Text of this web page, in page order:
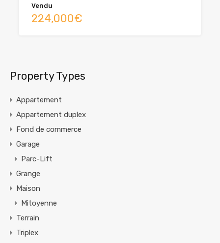
Vendu
224,000€
Property Types
Appartement
Appartement duplex
Fond de commerce
Garage
Parc-Lift
Grange
Maison
Mitoyenne
Terrain
Triplex